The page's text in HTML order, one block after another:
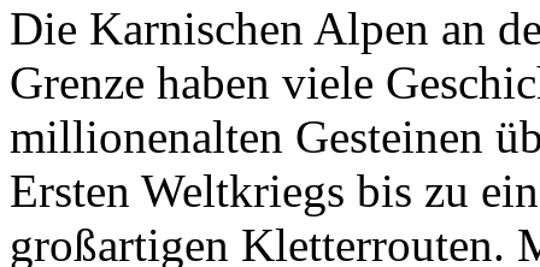
Die Karnischen Alpen an
Grenze haben viele
millionenalten Gesteinen
Ersten Weltkriegs bis zu
großartigen Kletterrouten.